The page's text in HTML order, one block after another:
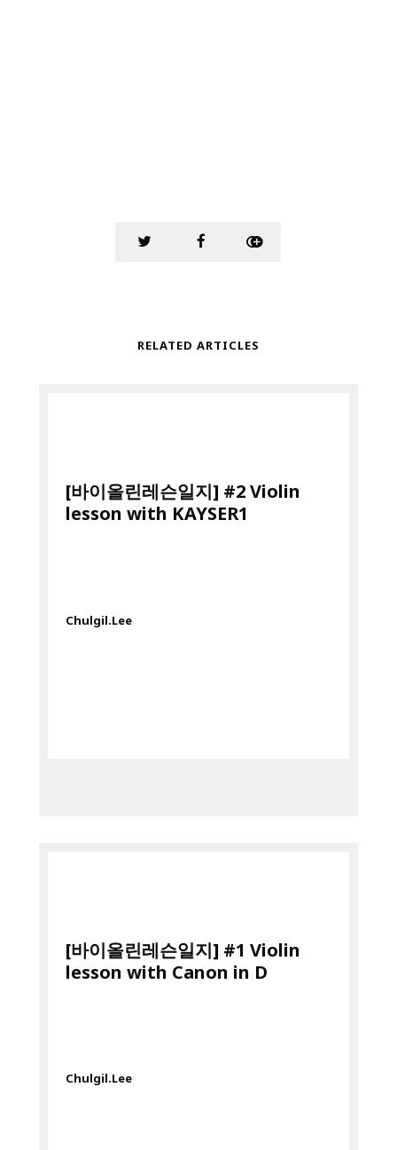
RELATED ARTICLES
[바이올린레슨일지] #2 Violin
lesson with KAYSER1
Chulgil.Lee
[바이올린레슨일지] #1 Violin
lesson with Canon in D
Chulgil.Lee